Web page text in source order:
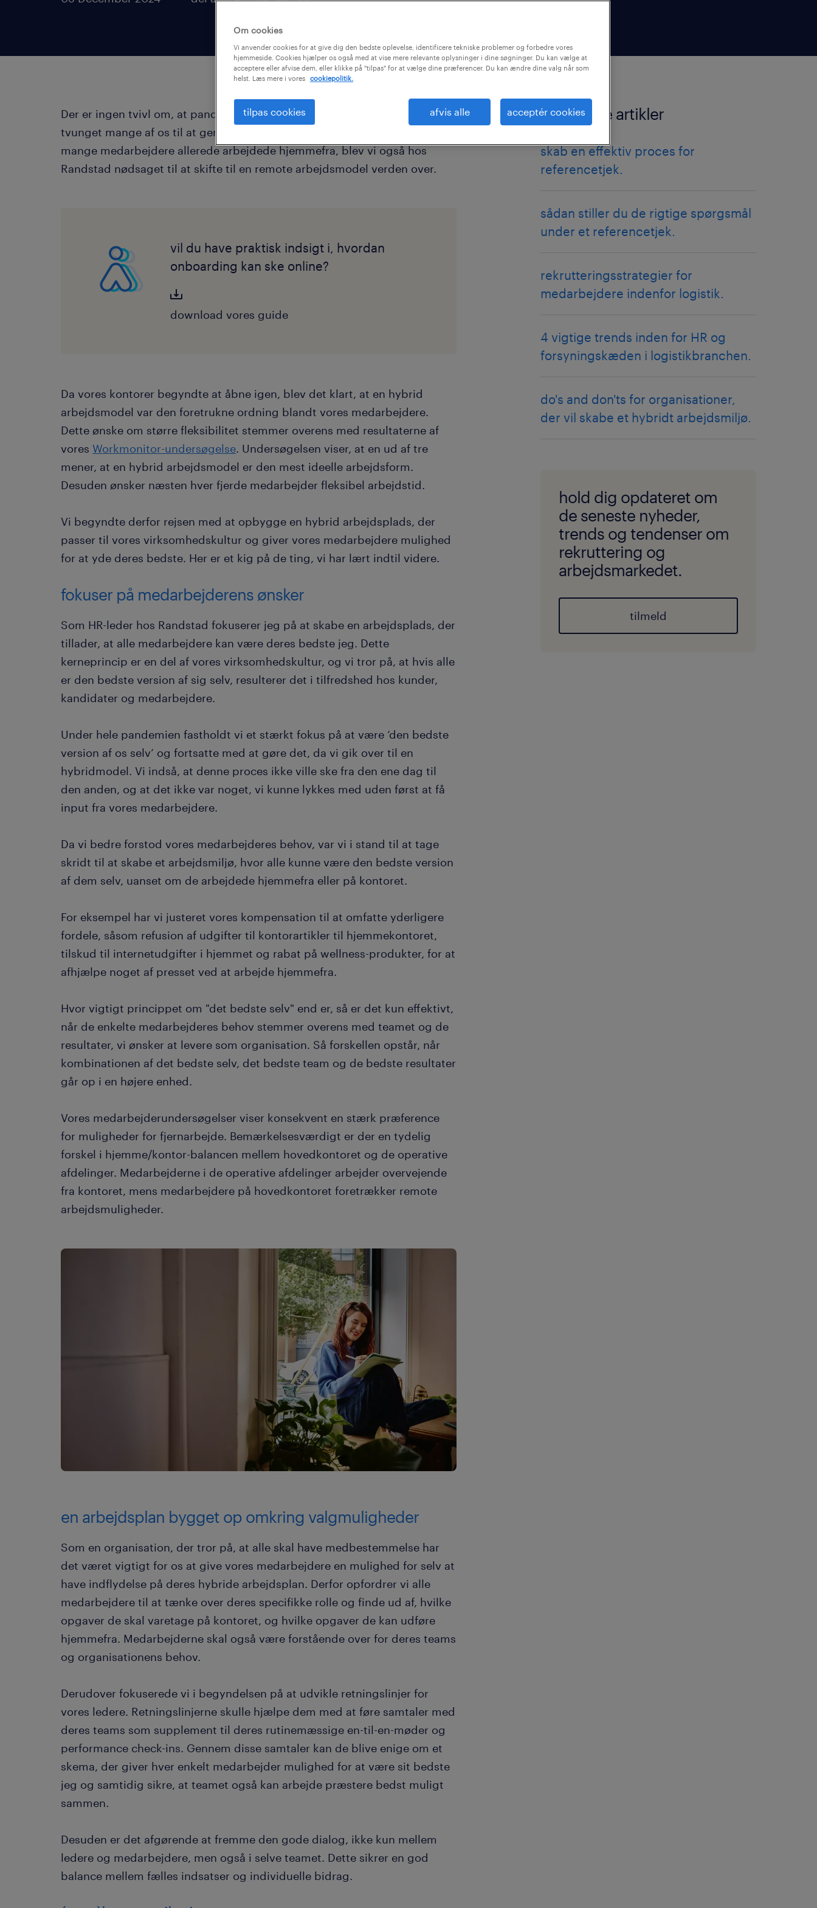
Der er ingen tvivl om, at pandemiens indvirkning på arbejdspladsen har
tvunget mange af os til at genoverveje vores arbejdsmodeller. Selv om
mange medarbejdere allerede arbejdede hjemmefra, blev vi også hos
Randstad nødsaget til at skifte til en remote arbejdsmodel verden over.
vil du have praktisk indsigt i, hvordan
onboarding kan ske online?
download vores guide
Da vores kontorer begyndte at åbne igen, blev det klart, at en hybrid
arbejdsmodel var den foretrukne ordning blandt vores medarbejdere.
Dette ønske om større fleksibilitet stemmer overens med resultaterne af
vores Workmonitor-undersøgelse. Undersøgelsen viser, at en ud af tre
mener, at en hybrid arbejdsmodel er den mest ideelle arbejdsform.
Desuden ønsker næsten hver fjerde medarbejder fleksibel arbejdstid.
Vi begyndte derfor rejsen med at opbygge en hybrid arbejdsplads, der
passer til vores virksomhedskultur og giver vores medarbejdere mulighed
for at yde deres bedste. Her er et kig på de ting, vi har lært indtil videre.
fokuser på medarbejderens ønsker
Som HR-leder hos Randstad fokuserer jeg på at skabe en arbejdsplads, der
tillader, at alle medarbejdere kan være deres bedste jeg. Dette
kerneprincip er en del af vores virksomhedskultur, og vi tror på, at hvis alle
er den bedste version af sig selv, resulterer det i tilfredshed hos kunder,
kandidater og medarbejdere.
Under hele pandemien fastholdt vi et stærkt fokus på at være ‘den bedste
version af os selv’ og fortsatte med at gøre det, da vi gik over til en
hybridmodel. Vi indså, at denne proces ikke ville ske fra den ene dag til
den anden, og at det ikke var noget, vi kunne lykkes med uden først at få
input fra vores medarbejdere.
Da vi bedre forstod vores medarbejderes behov, var vi i stand til at tage
skridt til at skabe et arbejdsmiljø, hvor alle kunne være den bedste version
af dem selv, uanset om de arbejdede hjemmefra eller på kontoret.
For eksempel har vi justeret vores kompensation til at omfatte yderligere
fordele, såsom refusion af udgifter til kontorartikler til hjemmekontoret,
tilskud til internetudgifter i hjemmet og rabat på wellness-produkter, for at
afhjælpe noget af presset ved at arbejde hjemmefra.
Hvor vigtigt princippet om "det bedste selv" end er, så er det kun effektivt,
når de enkelte medarbejderes behov stemmer overens med teamet og de
resultater, vi ønsker at levere som organisation. Så forskellen opstår, når
kombinationen af det bedste selv, det bedste team og de bedste resultater
går op i en højere enhed.
Vores medarbejderundersøgelser viser konsekvent en stærk præference
for muligheder for fjernarbejde. Bemærkelsesværdigt er der en tydelig
forskel i hjemme/kontor-balancen mellem hovedkontoret og de operative
afdelinger. Medarbejderne i de operative afdelinger arbejder overvejende
fra kontoret, mens medarbejdere på hovedkontoret foretrækker remote
arbejdsmuligheder.
en arbejdsplan bygget op omkring valgmuligheder
Som en organisation, der tror på, at alle skal have medbestemmelse har
det været vigtigt for os at give vores medarbejdere en mulighed for selv at
have indflydelse på deres hybride arbejdsplan. Derfor opfordrer vi alle
medarbejdere til at tænke over deres specifikke rolle og finde ud af, hvilke
opgaver de skal varetage på kontoret, og hvilke opgaver de kan udføre
hjemmefra. Medarbejderne skal også være forstående over for deres teams
og organisationens behov.
Derudover fokuserede vi i begyndelsen på at udvikle retningslinjer for
vores ledere. Retningslinjerne skulle hjælpe dem med at føre samtaler med
deres teams som supplement til deres rutinemæssige en-til-en-møder og
performance check-ins. Gennem disse samtaler kan de blive enige om et
skema, der giver hver enkelt medarbejder mulighed for at være sit bedste
jeg og samtidig sikre, at teamet også kan arbejde præstere bedst muligt
sammen.
Desuden er det afgørende at fremme den gode dialog, ikke kun mellem
ledere og medarbejdere, men også i selve teamet. Dette sikrer en god
balance mellem fælles indsatser og individuelle bidrag.
relaterede artikler
skab en effektiv proces for
referencetjek.
sådan stiller du de rigtige spørgsmål
under et referencetjek.
rekrutteringsstrategier for
medarbejdere indenfor logistik.
4 vigtige trends inden for HR og
forsyningskæden i logistikbranchen.
do's and don'ts for organisationer,
der vil skabe et hybridt arbejdsmiljø.
hold dig opdateret om
de seneste nyheder,
trends og tendenser om
rekruttering og
arbejdsmarkedet.
tilmeld
Om cookies
Vi anvender cookies for at give dig den bedste oplevelse, identificere tekniske problemer og forbedre vores
hjemmeside. Cookies hjælper os også med at vise mere relevante oplysninger i dine søgninger. Du kan vælge at
acceptere eller afvise dem, eller klikke på "tilpas" for at vælge dine præferencer. Du kan ændre dine valg når som
helst. Læs mere i vores
cookiepolitik.
tilpas cookies afvis alle acceptér cookies